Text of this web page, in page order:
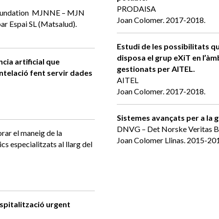
MJNNE – MJN
Espai SL (Matsalud).
artificial que
fent servir dades
el maneig de la
especialitzats al llarg del
urgent
PRODAISA
Joan Colomer. 2017-2018.
Estudi de les possibilitats
disposa el grup eXiT en
gestionats per AITEL.
AITEL
Joan Colomer. 2017-2018.
Sistemes avançats per a la
DNVG – Det Norske Veritas
Joan Colomer Llinas. 2015-